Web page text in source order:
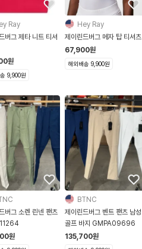
Ray
버그 제타 니트 티셔
원
9,900원
Hey Ray
제이린드버그 메자 탑 티셔츠
67,900원
해외배송 9,900원
버그 소렌 린넨 팬츠
원
BTNC
제이린드버그 벤트 팬츠 남성
골프 바지 GMPA09696
135,700원